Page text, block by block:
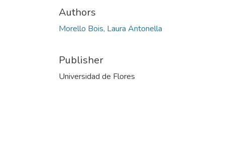
Authors
Morello Bois, Laura Antonella
Publisher
Universidad de Flores